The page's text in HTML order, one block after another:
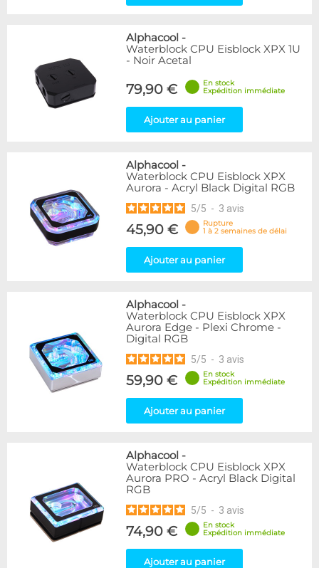
Alphacool -
Waterblock CPU Eisblock XPX 1U
- Noir Acetal
79,90 €
En stock
Expédition immédiate
Ajouter au panier
Alphacool -
Waterblock CPU Eisblock XPX
Aurora - Acryl Black Digital RGB
5/5 - 3 avis
45,90 €
Rupture
1 à 2 semaines de délai
Ajouter au panier
Alphacool -
Waterblock CPU Eisblock XPX
Aurora Edge - Plexi Chrome -
Digital RGB
5/5 - 3 avis
59,90 €
En stock
Expédition immédiate
Ajouter au panier
Alphacool -
Waterblock CPU Eisblock XPX
Aurora PRO - Acryl Black Digital
RGB
5/5 - 3 avis
74,90 €
En stock
Expédition immédiate
Ajouter au panier